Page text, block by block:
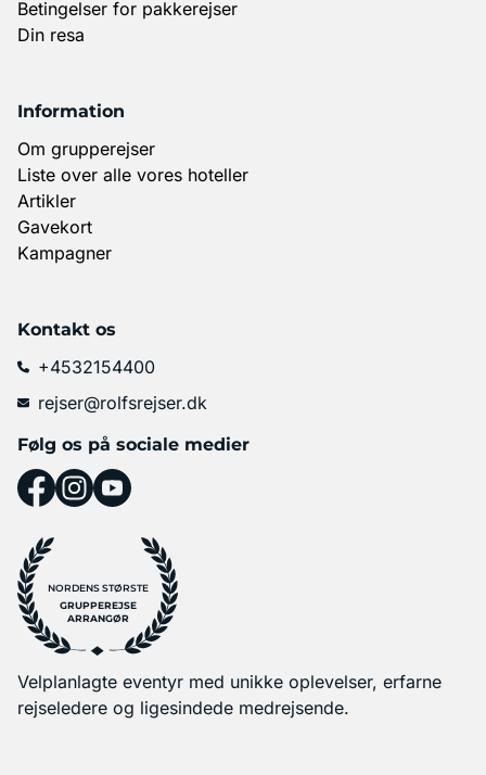
Betingelser for pakkerejser
Din resa
Information
Om grupperejser
Liste over alle vores hoteller
Artikler
Gavekort
Kampagner
Kontakt os
+4532154400
rejser@rolfsrejser.dk
Følg os på sociale medier
NORDENS STØRSTE
GRUPPEREJSE
ARRANGØR
Velplanlagte eventyr med unikke oplevelser, erfarne
rejseledere og ligesindede medrejsende.